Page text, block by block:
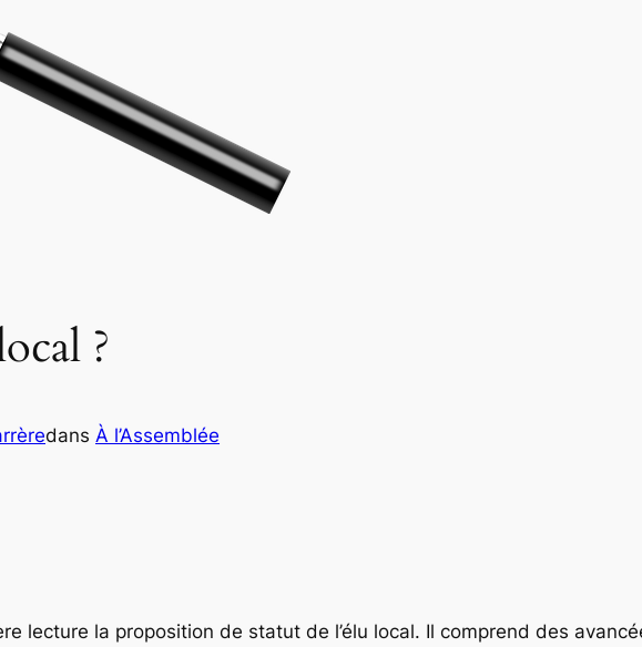
?
dans À l’Assemblée
lecture la proposition de statut de l’élu local. Il comprend des